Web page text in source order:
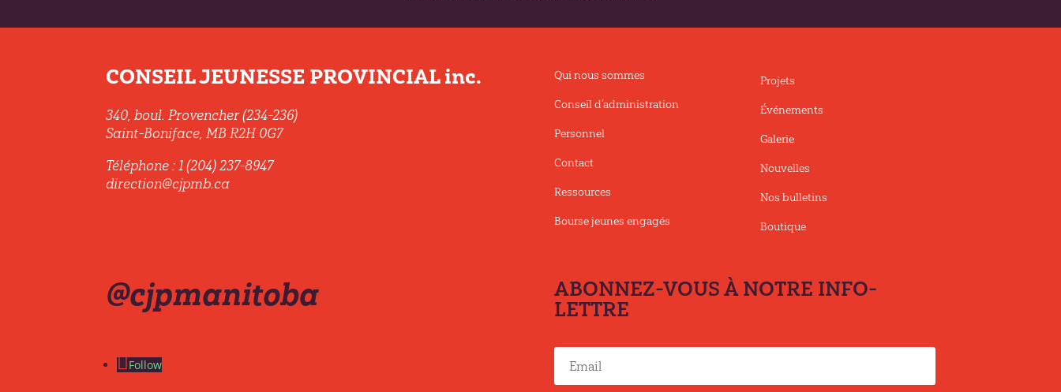
CONSEIL JEUNESSE PROVINCIAL inc.
340, boul. Provencher (234-236)
Saint-Boniface, MB R2H 0G7
Téléphone : 1 (204) 237-8947
direction@cjpmb.ca
Qui nous sommes
Conseil d’administration
Personnel
Contact
Ressources
Bourse jeunes engagés
Projets
Événements
Galerie
Nouvelles
Nos bulletins
Boutique
@cjpmanitoba
Follow
ABONNEZ-VOUS À NOTRE INFO-
LETTRE